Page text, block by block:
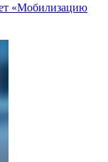
«Мобилизацию